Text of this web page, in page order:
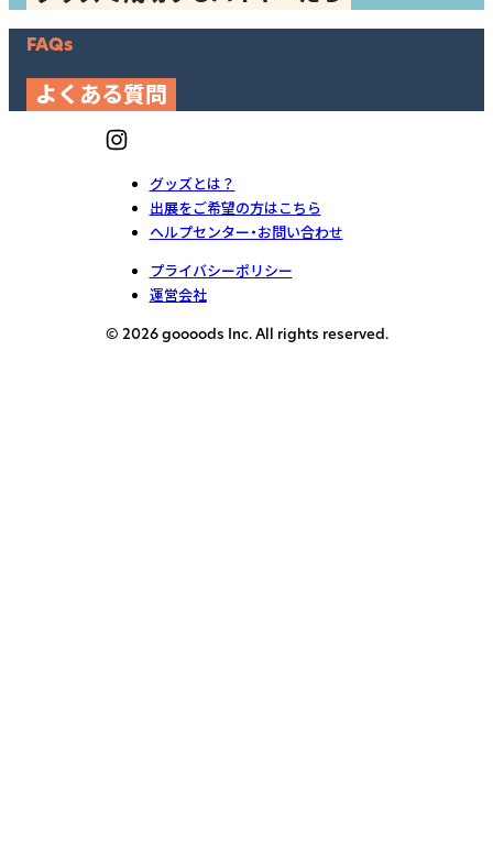
FAQs
よくある質問
グッズとは？
出展をご希望の方はこちら
ヘルプセンター・お問い合わせ
プライバシーポリシー
運営会社
© 2026 goooods Inc. All rights reserved.